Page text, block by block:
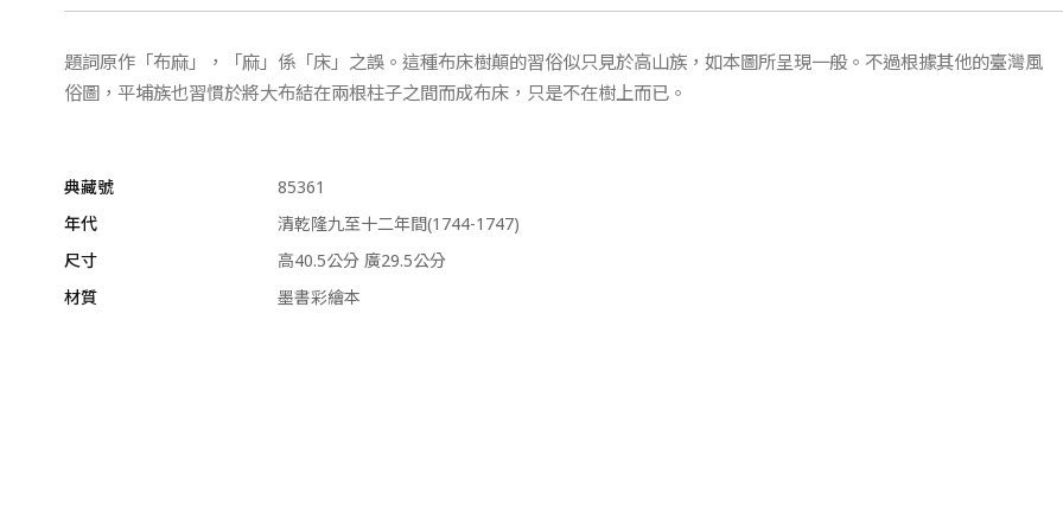
題詞原作「布麻」，「麻」係「床」之誤。這種布床樹顛的習俗似只見於高山族，如本圖所呈現一般。不過根據其他的臺灣風
俗圖，平埔族也習慣於將大布結在兩根柱子之間而成布床，只是不在樹上而已。
典藏號
85361
年代
清乾隆九至十二年間(1744-1747)
尺寸
高40.5公分 廣29.5公分
材質
墨書彩繪本